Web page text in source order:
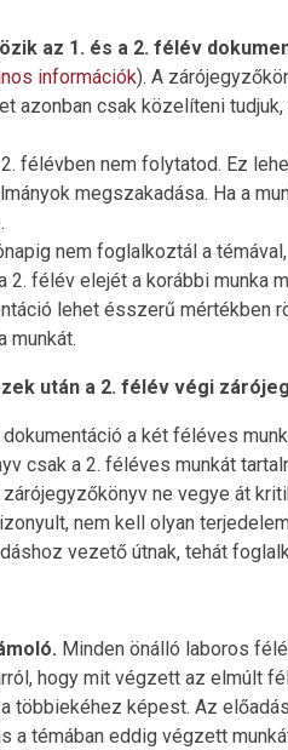
az 1. és a 2. félév
információk). A
azonban csak közelíteni
félévben nem folytatod. Ez
megszakadása. Ha a
nem foglalkoztál a
2. félév elejét a korábbi munka
lehet ésszerű mértékben
munkát.
után a 2. félév végi
a két féléves
csak a 2. féléves munkát
ne vegye át
nem kell olyan
vezető útnak, tehát
Minden önálló laboros
hogy mit végzett az elmúlt
a többiekéhez képest. Az
a témában eddig végzett